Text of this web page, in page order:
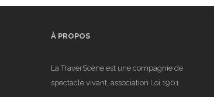
À PROPOS
La TraverScène est une compagnie de
spectacle vivant, association Loi 1901.